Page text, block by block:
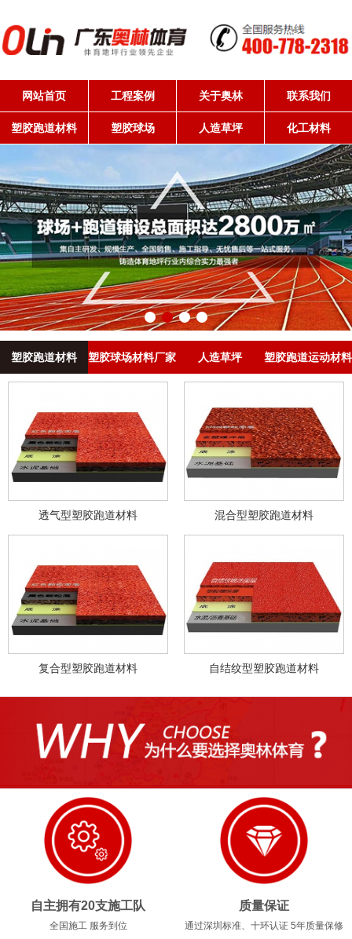
网站首页 工程案例 关于奥林 联系我们
塑胶跑道材料 塑胶球场 人造草坪 化工材料
塑胶跑道材料 塑胶球场材料厂家 人造草坪 塑胶跑道运动材料
透气型塑胶跑道材料 混合型塑胶跑道材料
复合型塑胶跑道材料 自结纹型塑胶跑道材料
自主拥有20支施工队
全国施工 服务到位
质量保证
通过深圳标准、十环认证 5年质量保修